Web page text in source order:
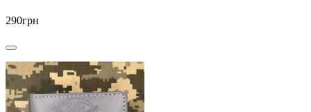
290грн